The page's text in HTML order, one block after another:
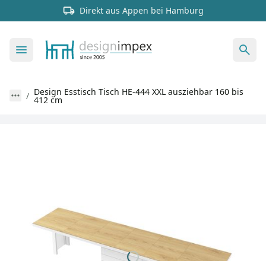
Direkt aus Appen bei Hamburg
Design Esstisch Tisch HE-444 XXL ausziehbar 160 bis
412 cm